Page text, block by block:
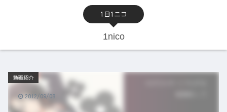
1日1ニコ
1nico
動画紹介
2012/09/08